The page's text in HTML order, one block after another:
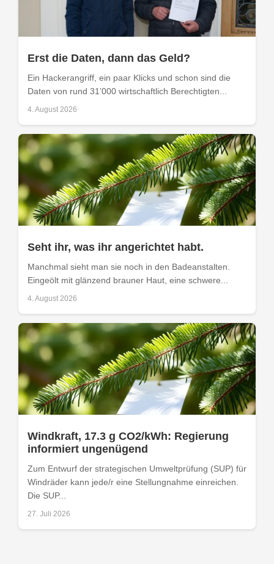
Erst die Daten, dann das Geld?
Ein Hackerangriff, ein paar Klicks und schon sind die
Daten von rund 31’000 wirtschaftlich Berechtigten...
4. August 2026
Seht ihr, was ihr angerichtet habt.
Manchmal sieht man sie noch in den Badeanstalten.
Eingeölt mit glänzend brauner Haut, eine schwere...
4. August 2026
Windkraft, 17.3 g CO2/kWh: Regierung
informiert ungenügend
Zum Entwurf der strategischen Umweltprüfung (SUP) für
Windräder kann jede/r eine Stellungnahme einreichen.
Die SUP...
27. Juli 2026